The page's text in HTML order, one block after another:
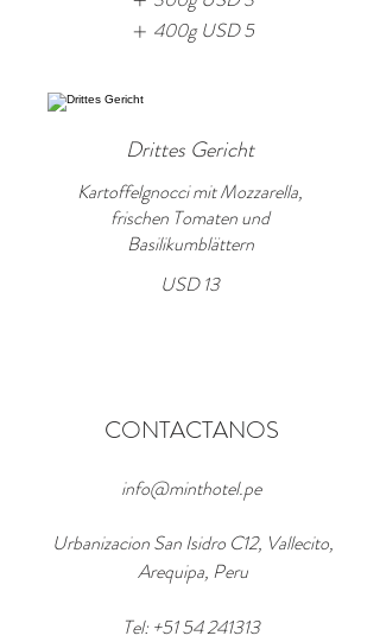
400g USD 5
Drittes Gericht
Kartoffelgnocci mit Mozzarella,
frischen Tomaten und
Basilikumblättern
USD 13
CONTACTANOS
info@minthotel.pe
Urbanizacion San Isidro C12, Vallecito,
Arequipa, Peru
Tel: +51 54 241313